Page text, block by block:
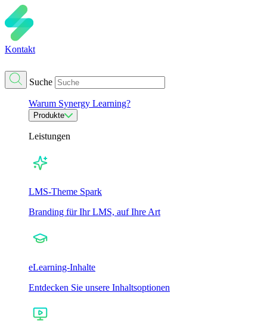
Kontakt
Suche
Warum Synergy Learning?
Produkte
Leistungen
LMS-Theme Spark
Branding für Ihr LMS, auf Ihre Art
eLearning-Inhalte
Entdecken Sie unsere Inhaltsoptionen